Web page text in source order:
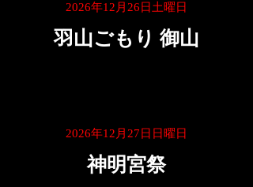
2026年12月26日土曜日
羽山ごもり 御山
2026年12月27日日曜日
神明宮祭